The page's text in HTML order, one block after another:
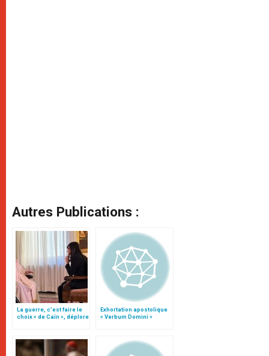
Autres Publications :
La guerre, c’est faire le
choix « de Caïn », déplore
Exhortation apostolique
« Verbum Domini »